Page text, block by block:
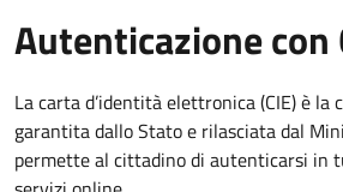
Autenticazione con
La carta d’identità elettronica (CIE) è la
garantita dallo Stato e rilasciata dal
permette al cittadino di autenticarsi in